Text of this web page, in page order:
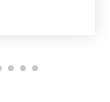
1 2 3